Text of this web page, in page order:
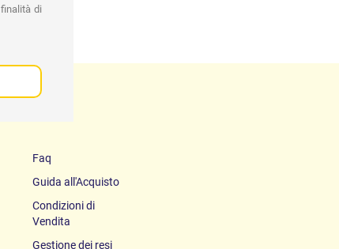
Faq
Guida all'Acquisto
Condizioni di
Vendita
Gestione dei resi
di